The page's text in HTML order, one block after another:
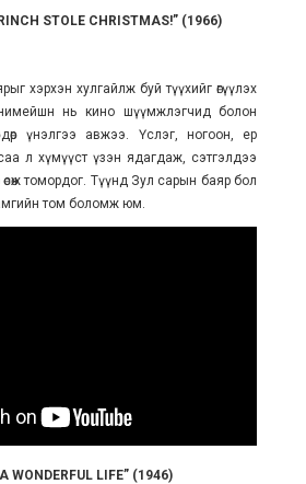
STOLE CHRISTMAS!” (1966)
хэрхэн хулгайлж буй түүхийг өгүүлэх
нь кино шүүмжлэгчид болон
үнэлгээ авжээ. Үслэг, ногоон, ер
л хүмүүст үзэн ядагдаж, сэтгэлдээ
томордог. Түүнд Зул сарын баяр бол
хамгийн том боломж юм.
WONDERFUL LIFE” (1946)